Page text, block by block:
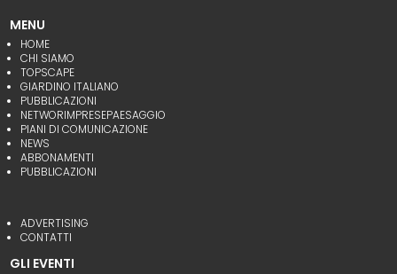
MENU
HOME
CHI SIAMO
TOPSCAPE
GIARDINO ITALIANO
PUBBLICAZIONI
NETWORIMPRESEPAESAGGIO
PIANI DI COMUNICAZIONE
NEWS
ABBONAMENTI
PUBBLICAZIONI
ADVERTISING
CONTATTI
GLI EVENTI